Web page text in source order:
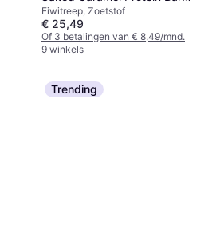
60g
Eiwitreep, Zoetstof
€ 25,49
Of 3 betalingen van € 8,49/mnd.
9 winkels
Trending